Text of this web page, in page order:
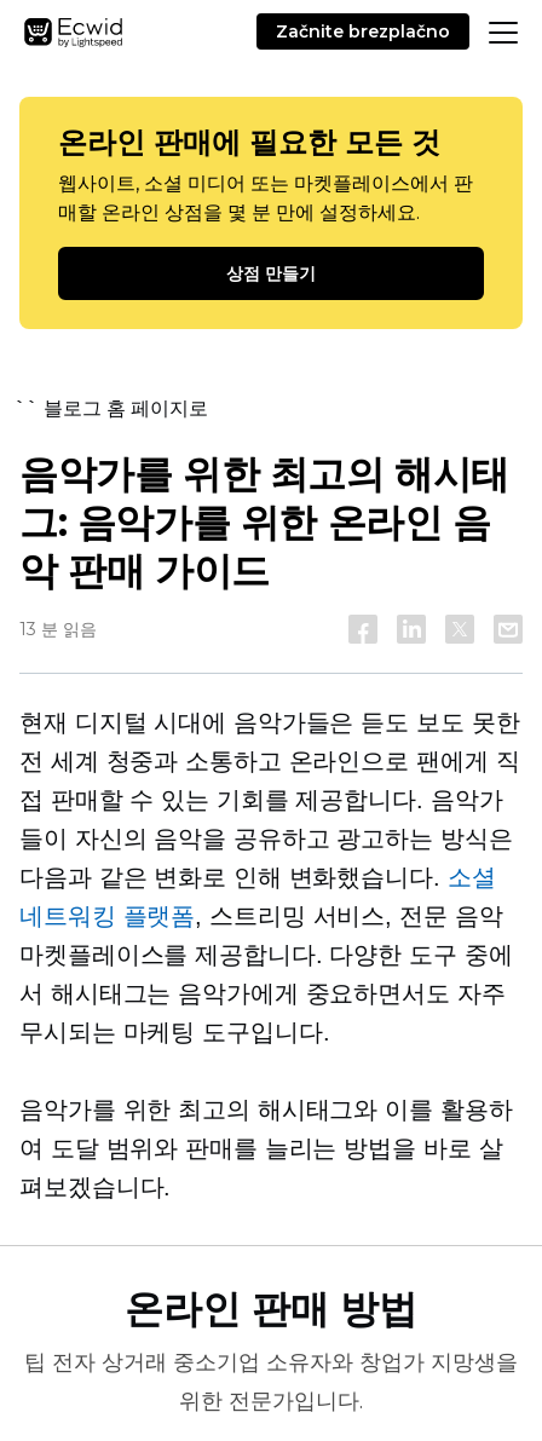
Začnite brezplačno
온라인 판매에 필요한 모든 것
웹사이트, 소셜 미디어 또는 마켓플레이스에서 판
매할 온라인 상점을 몇 분 만에 설정하세요.
상점 만들기
`` 블로그 홈 페이지로
음악가를 위한 최고의 해시태
그: 음악가를 위한 온라인 음
악 판매 가이드
13 분 읽음
​​현재 디지털 시대에 음악가들은 듣도 보도 못한
전 세계 청중과 소통하고 온라인으로 팬에게 직
접 판매할 수 있는 기회를 제공합니다. 음악가
들이 자신의 음악을 공유하고 광고하는 방식은
다음과 같은 변화로 인해 변화했습니다. 소셜
네트워킹 플랫폼, 스트리밍 서비스, 전문 음악
마켓플레이스를 제공합니다. 다양한 도구 중에
서 해시태그는 음악가에게 중요하면서도 자주
무시되는 마케팅 도구입니다.
음악가를 위한 최고의 해시태그와 이를 활용하
여 도달 범위와 판매를 늘리는 방법을 바로 살
펴보겠습니다.
온라인 판매 방법
팁 전자 상거래 중소기업 소유자와 창업가 지망생을
위한 전문가입니다.